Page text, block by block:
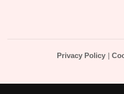
Privacy Policy |